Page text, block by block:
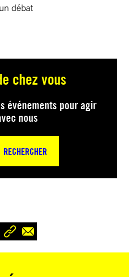
débat
chez vous
événements pour agir
nous
RECHERCHER